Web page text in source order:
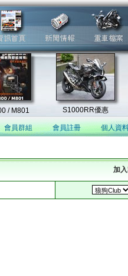
會員群組 會員註冊 個人資
加